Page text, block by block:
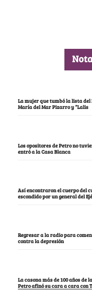
La mujer que tumbó la lista del
María del Mar Pizarro y “Lalis
Los opositores de Petro no
entró a la Casa Blanca
Así encontraron el cuerpo del
escondido por un general del
Regresar a la radio para
contra la depresión
La casona más de 100 años de
Petro afinó su cara a cara con